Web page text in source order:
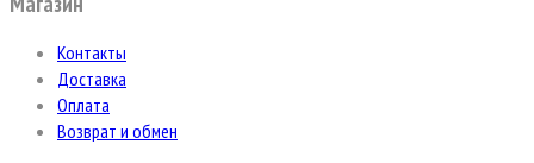
Контакты
Доставка
Оплата
Возврат и обмен